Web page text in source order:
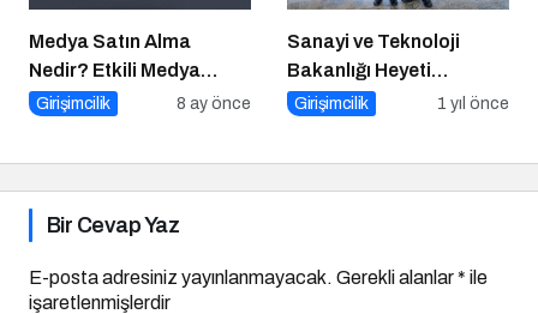
Medya Satın Alma
Nedir? Etkili Medya
Satın Alma İçin 10 Altın
Girişimcilik 8 ay önce
Sanayi ve Teknoloji
Bakanlığı Heyeti
Marmara Teknokent’i
Girişimcilik 1 yıl önce
Bir Cevap Yaz
E-posta adresiniz yayınlanmayacak. Gerekli alanlar* ile
işaretlenmişlerdir